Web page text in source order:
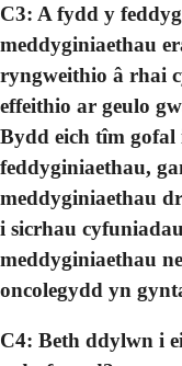
C3: A fydd y
meddyginiaethau
ryngweithio â rhai
effeithio ar geulo
Bydd eich tîm gofal
feddyginiaethau,
meddyginiaethau
i sicrhau
meddyginiaethau
oncolegydd yn
C4: Beth ddylwn i